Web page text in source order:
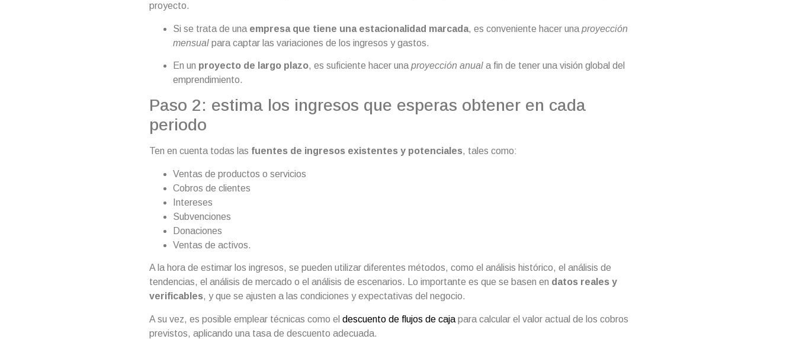
proyecto.
Si se trata de una empresa que tiene una estacionalidad marcada, es conveniente hacer una proyección
mensual para captar las variaciones de los ingresos y gastos.
En un proyecto de largo plazo, es suficiente hacer una proyección anual a fin de tener una visión global del
emprendimiento.
Paso 2: estima los ingresos que esperas obtener en cada
periodo
Ten en cuenta todas las fuentes de ingresos existentes y potenciales, tales como:
Ventas de productos o servicios
Cobros de clientes
Intereses
Subvenciones
Donaciones
Ventas de activos.
A la hora de estimar los ingresos, se pueden utilizar diferentes métodos, como el análisis histórico, el análisis de
tendencias, el análisis de mercado o el análisis de escenarios. Lo importante es que se basen en datos reales y
verificables, y que se ajusten a las condiciones y expectativas del negocio.
A su vez, es posible emplear técnicas como el descuento de flujos de caja para calcular el valor actual de los cobros
previstos, aplicando una tasa de descuento adecuada.